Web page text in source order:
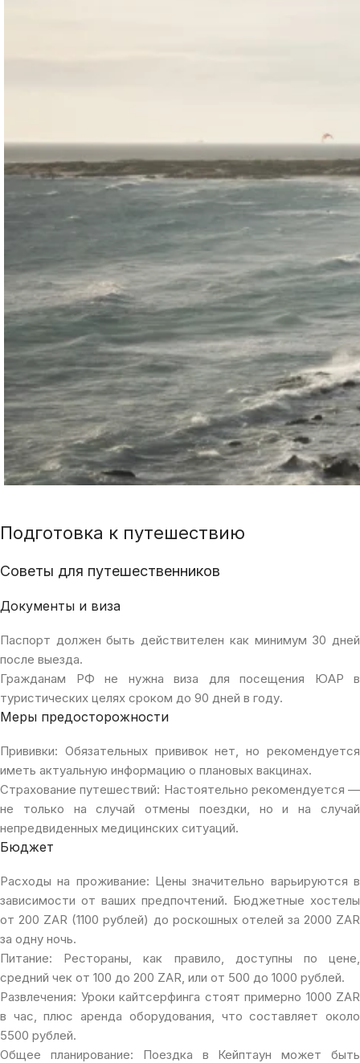
Подготовка к путешествию
Советы для путешественников
Документы и виза
Паспорт должен быть действителен как минимум 30 дней
после выезда.
Гражданам РФ не нужна виза для посещения ЮАР в
туристических целях сроком до 90 дней в году.
Меры предосторожности
Прививки: Обязательных прививок нет, но рекомендуется
иметь актуальную информацию о плановых вакцинах.
Страхование путешествий: Настоятельно рекомендуется —
не только на случай отмены поездки, но и на случай
непредвиденных медицинских ситуаций.
Бюджет
Расходы на проживание: Цены значительно варьируются в
зависимости от ваших предпочтений. Бюджетные хостелы
от 200 ZAR (1100 рублей) до роскошных отелей за 2000 ZAR
за одну ночь.
Питание: Рестораны, как правило, доступны по цене,
средний чек от 100 до 200 ZAR, или от 500 до 1000 рублей.
Развлечения: Уроки кайтсерфинга стоят примерно 1000 ZAR
в час, плюс аренда оборудования, что составляет около
5500 рублей.
Общее планирование: Поездка в Кейптаун может быть